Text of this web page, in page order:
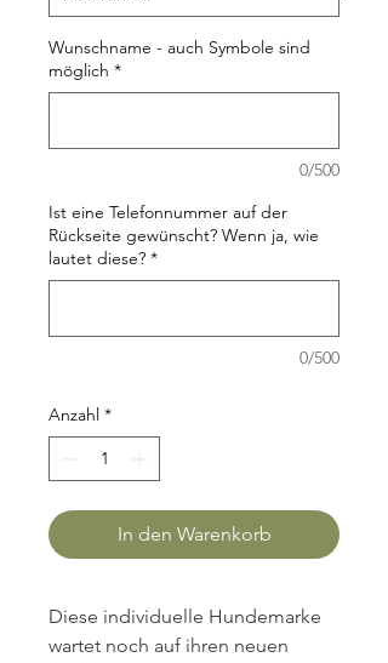
Wunschname - auch Symbole sind
möglich *
0/500
Ist eine Telefonnummer auf der
Rückseite gewünscht? Wenn ja, wie
lautet diese? *
0/500
Anzahl *
In den Warenkorb
Diese individuelle Hundemarke
wartet noch auf ihren neuen